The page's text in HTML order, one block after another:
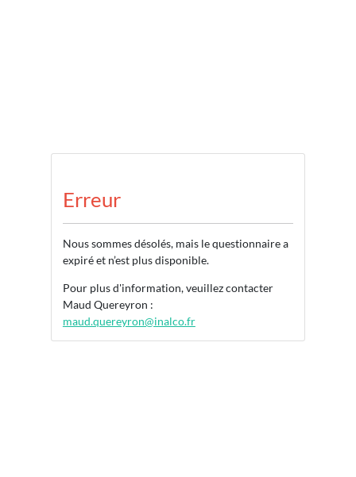
Erreur
Nous sommes désolés, mais le questionnaire a
expiré et n’est plus disponible.
Pour plus d'information, veuillez contacter
Maud Quereyron :
maud.quereyron@inalco.fr